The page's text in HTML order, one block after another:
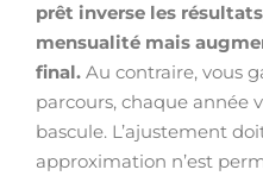
prêt inverse les
mensualité mais
final. Au contraire, vous
parcours, chaque année
bascule. L’ajustement
approximation n’est